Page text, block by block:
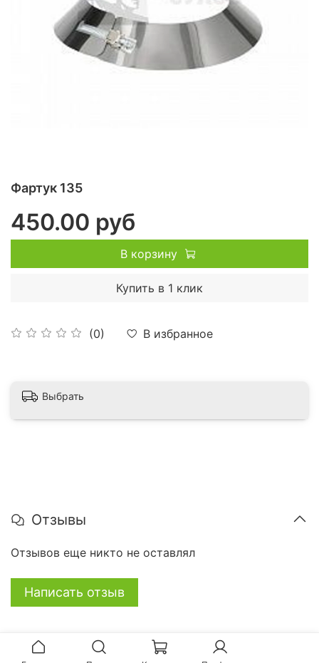
Фартук 135
(0) В избранное
450.00 руб
В корзину
Купить в 1 клик
Выбрать
Отзывы
Отзывов еще никто не оставлял
Написать отзыв